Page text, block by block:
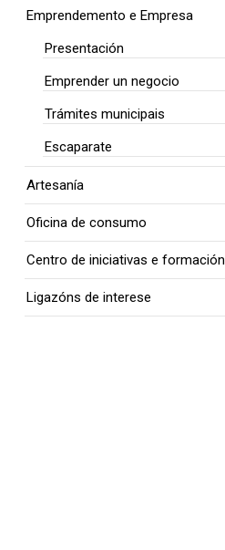
Emprendemento e Empresa
Presentación
Emprender un negocio
Trámites municipais
Escaparate
Artesanía
Oficina de consumo
Centro de iniciativas e formación
Ligazóns de interese